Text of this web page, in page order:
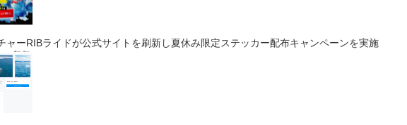
ャーRIBライドが公式サイトを刷新し夏休み限定ステッカー配布キャンペーンを実施